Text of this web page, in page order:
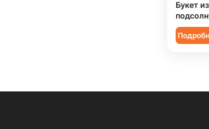
Букет